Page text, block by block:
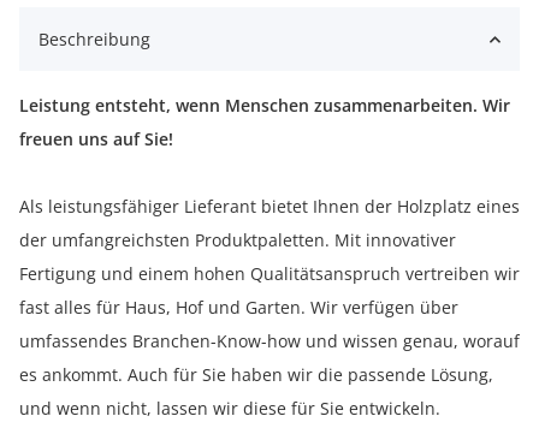
Beschreibung
Leistung entsteht, wenn Menschen zusammenarbeiten. Wir
freuen uns auf Sie!
Als leistungsfähiger Lieferant bietet Ihnen der Holzplatz eines
der umfangreichsten Produktpaletten. Mit innovativer
Fertigung und einem hohen Qualitätsanspruch vertreiben wir
fast alles für Haus, Hof und Garten. Wir verfügen über
umfassendes Branchen-Know-how und wissen genau, worauf
es ankommt. Auch für Sie haben wir die passende Lösung,
und wenn nicht, lassen wir diese für Sie entwickeln.